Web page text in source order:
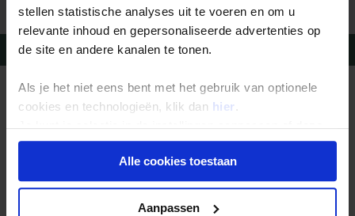
stellen statistische analyses uit te voeren en om u
relevante inhoud en gepersonaliseerde advertenties op
de site en andere kanalen te tonen.
Als je het niet eens bent met het gebruik van optionele
cookies en technologieën, klik dan hier .
Je kunt je selectie in de instellingen aanpassen of deze
onder aan de pagina op elk gewenst moment voor de
toekomst wijzigen.Alle cookies toestaan
Aanpassen
Vragen?Bel 020-7887700
REIZEN MET KONING AAP
Waarom Koning Aap?
Duurzaam toerisme
Veelgestelde vragen
REISTYPES